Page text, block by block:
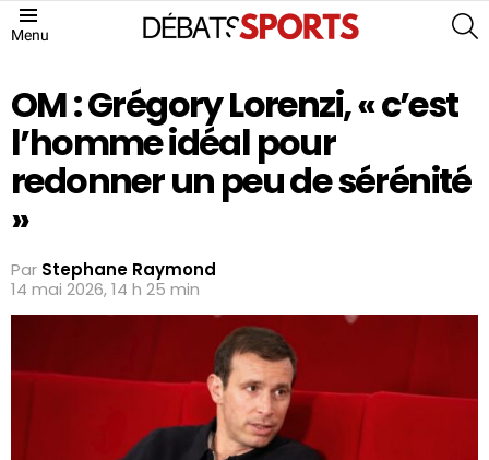
Menu
OM : Grégory Lorenzi, « c’est
l’homme idéal pour
redonner un peu de sérénité
»
Par Stephane Raymond
14 mai 2026, 14 h 25 min